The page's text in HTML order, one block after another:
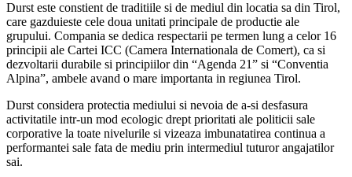
Durst este constient de traditiile si de mediul din locatia sa din Tirol,
care gazduieste cele doua unitati principale de productie ale
grupului. Compania se dedica respectarii pe termen lung a celor 16
principii ale Cartei ICC (Camera Internationala de Comert), ca si
dezvoltarii durabile si principiilor din “Agenda 21” si “Conventia
Alpina”, ambele avand o mare importanta in regiunea Tirol.
Durst considera protectia mediului si nevoia de a-si desfasura
activitatile intr-un mod ecologic drept prioritati ale politicii sale
corporative la toate nivelurile si vizeaza imbunatatirea continua a
performantei sale fata de mediu prin intermediul tuturor angajatilor
sai.